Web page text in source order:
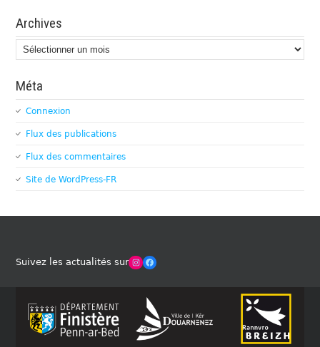
Archives
Archives
Méta
Connexion
Flux des publications
Flux des commentaires
Site de WordPress-FR
Suivez les actualités surWinches Club OfficielFacebook